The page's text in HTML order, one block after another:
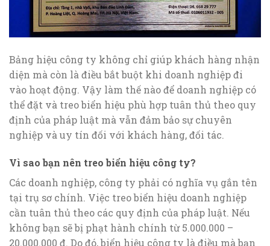
Bảng hiệu công ty không chỉ giúp khách hàng nhận
diện mà còn là điều bắt buột khi doanh nghiệp đi
vào hoạt động. Vậy làm thế nào để doanh nghiệp có
thể đặt và treo biển hiệu phù hợp tuân thủ theo quy
định của pháp luật mà vẫn đảm bảo sự chuyên
nghiệp và uy tín đối với khách hàng, đối tác.
Vì sao bạn nên treo biển hiệu công ty?
Các doanh nghiệp, công ty phải có nghĩa vụ gắn tên
tại trụ sơ chính. Việc treo biển hiệu doanh nghiệp
cần tuân thủ theo các quy định của pháp luật. Nếu
không bạn sẽ bị phạt hành chính từ 5.000.000 –
20.000.000 đ. Do đó, biển hiệu công ty là điều mà bạn